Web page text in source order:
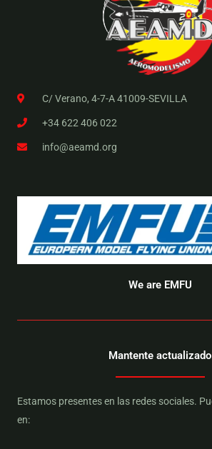
C/ Verano, 4-7-A 41009-SEVILLA
+34 622 406 022
info@aeamd.org
We are EMFU
Mantente actualizado
Estamos presentes en las redes sociales.
en: